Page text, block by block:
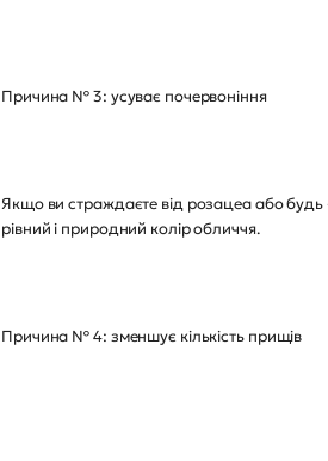
Причина № 3: усуває почервоніння
Якщо ви страждаєте від розацеа або будь
рівний і природний колір обличчя.
Причина № 4: зменшує кількість прищів